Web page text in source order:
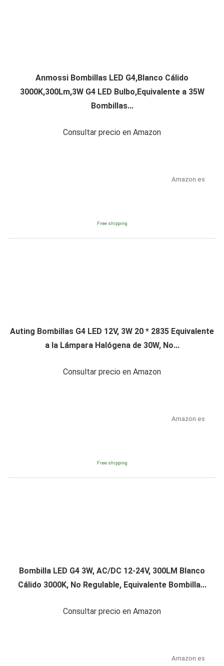
Anmossi Bombillas LED G4,Blanco Cálido
3000K,300Lm,3W G4 LED Bulbo,Equivalente a 35W
Bombillas...
Consultar precio en Amazon
Amazon.es
Free shipping
Auting Bombillas G4 LED 12V, 3W 20 * 2835 Equivalente
a la Lámpara Halógena de 30W, No...
Consultar precio en Amazon
Amazon.es
Free shipping
Bombilla LED G4 3W, AC/DC 12-24V, 300LM Blanco
Cálido 3000K, No Regulable, Equivalente Bombilla...
Consultar precio en Amazon
Amazon.es